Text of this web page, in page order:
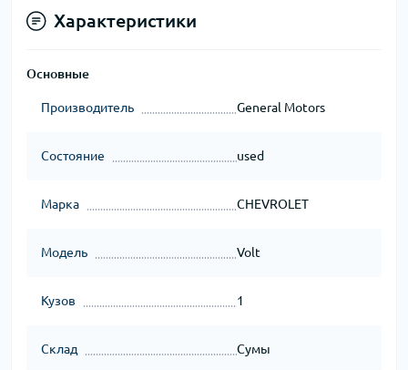
Характеристики
Основные
Производитель General Motors
Состояние used
Марка CHEVROLET
Модель Volt
Кузов 1
Склад Сумы